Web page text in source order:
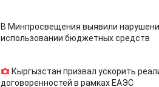
В Минпросвещения выявили
использовании бюджетных средств
Кыргызстан призвал ускорить
договоренностей в рамках ЕАЭС